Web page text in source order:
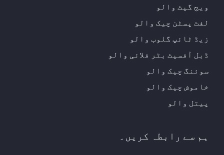
ویج گیٹ والو
لفٹ پسٹن چیک والو
زیڈ ٹائپ گلوب والو
ڈبل آفسیٹ بٹر فلائی والو
سوئنگ چیک والو
خاموش چیک والو
پیتل والو
ہم سے رابطہ کریں۔